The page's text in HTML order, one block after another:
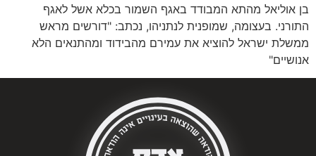
בן אוליאל מהתא המבודד באגף השמור בכלא אשל לאגף
התורני. בעצומה, שמופנית לנתניהו, נכתב: "דורשים מראש
ממשלת ישראל להוציא את עמירם מהבידוד ומהתנאים הלא
אנושיים"